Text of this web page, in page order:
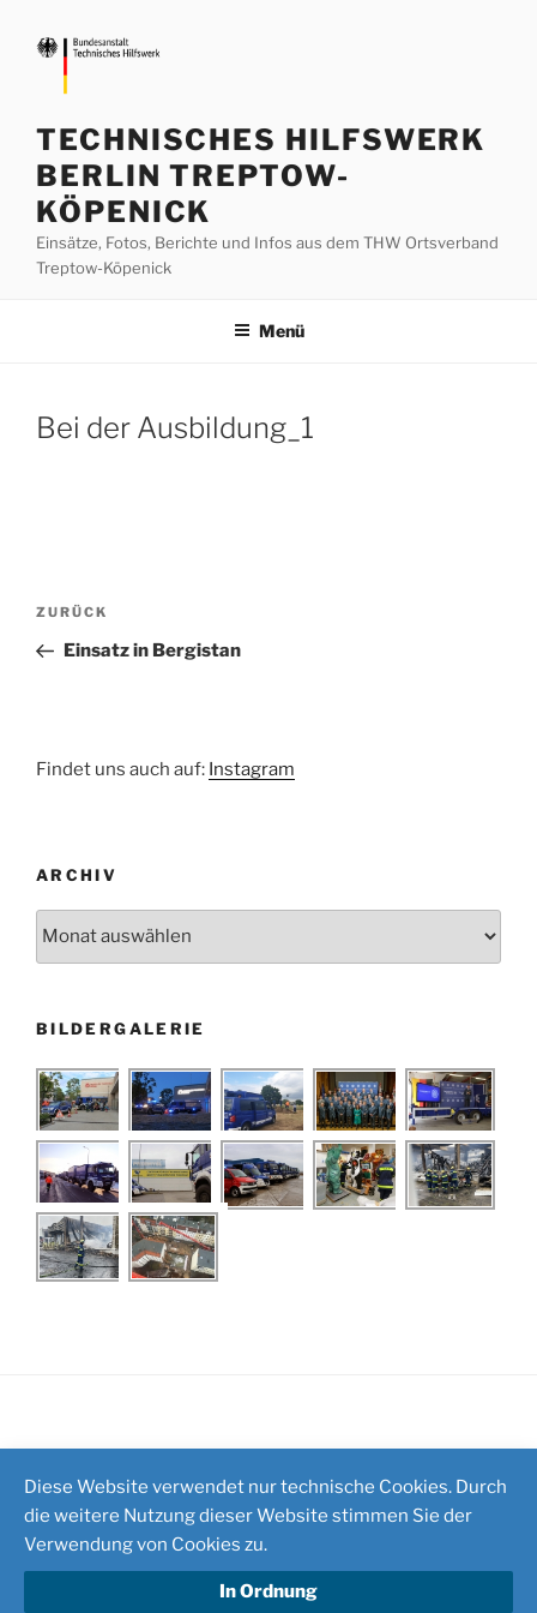
Inhalt
springen
TECHNISCHES HILFSWERK
BERLIN TREPTOW-
KÖPENICK
Einsätze, Fotos, Berichte und Infos aus dem THW Ortsverband
Treptow-Köpenick
Menü
Bei der Ausbildung_1
Beitragsnavigation
Vorheriger
Beitrag
ZURÜCK
Einsatz in Bergistan
Findet uns auch auf: Instagram
ARCHIV
BILDERGALERIE
Diese Website verwendet nur technische Cookies. Durch
die weitere Nutzung dieser Website stimmen Sie der
Verwendung von Cookies zu.
In Ordnung